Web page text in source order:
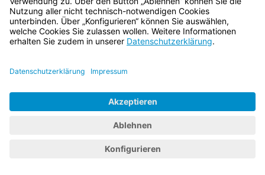
BayernPortal
Datenschutz